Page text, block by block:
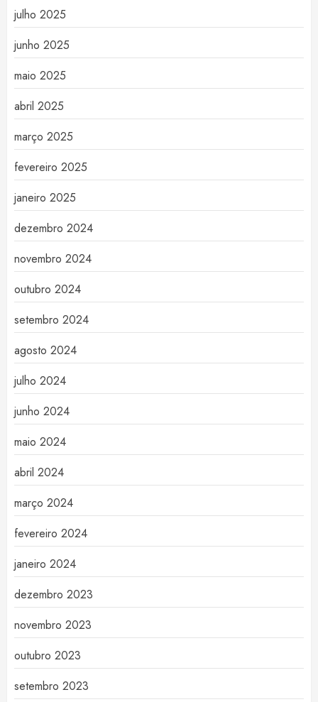
julho 2025
junho 2025
maio 2025
abril 2025
março 2025
fevereiro 2025
janeiro 2025
dezembro 2024
novembro 2024
outubro 2024
setembro 2024
agosto 2024
julho 2024
junho 2024
maio 2024
abril 2024
março 2024
fevereiro 2024
janeiro 2024
dezembro 2023
novembro 2023
outubro 2023
setembro 2023